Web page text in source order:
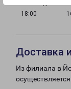
18:00
Доставка
Из филиала в